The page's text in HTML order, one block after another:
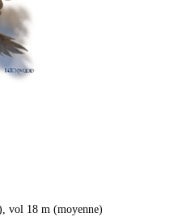
vol 18 m (moyenne)